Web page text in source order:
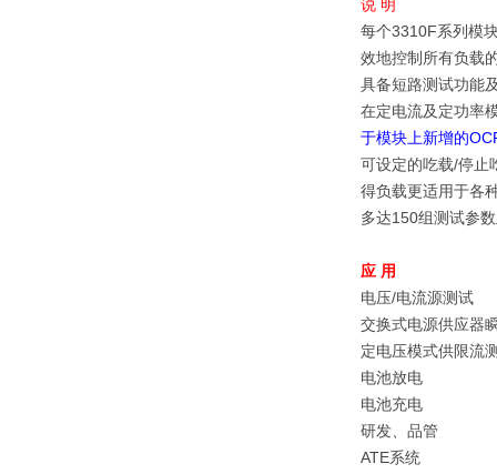
说 明
每个3310F系列模
效地控制所有负载
具备短路测试功能
在定电流及定功率
于模块上新增的
可设定的吃载/停止
得负载更适用于各
多达150组测试参
应 用
电压/电流源测试
交换式电源供应器
定电压模式供限流
电池放电
电池充电
研发、品管
ATE系统